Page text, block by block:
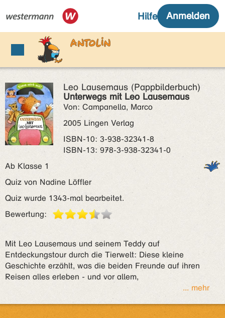
Leo Lausemaus (Pappbilderbuch)
Unterwegs mit Leo Lausemaus
Von: Campanella, Marco
2005 Lingen Verlag
ISBN‑10: 3-938-32341-8
ISBN‑13: 978-3-938-32341-0
Ab Klasse 1
Quiz von Nadine Löffler
Quiz wurde 1343-mal bearbeitet.
Bewertung:
Mit Leo Lausemaus und seinem Teddy auf
Entdeckungstour durch die Tierwelt: Diese kleine
Geschichte erzählt, was die beiden Freunde auf ihren
Reisen alles erleben - und vor allem,
... mehr